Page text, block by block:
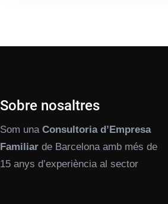
Sobre nosaltres
Som una Consultoria d’Empresa
Familiar de Barcelona amb més de
15 anys d’experiència al sector